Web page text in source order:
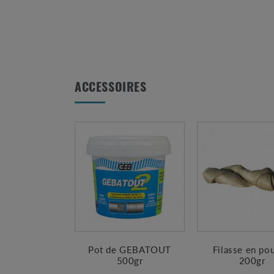
ACCESSOIRES
Pot de GEBATOUT
500gr
Filasse en
200gr